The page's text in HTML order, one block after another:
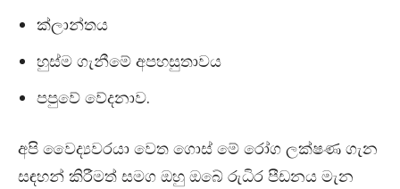
ක්ලාන්තය
හුස්ම ගැනීමේ අපහසුතාවය
පපුවේ වේදනාව.
අපි වෛද්‍යවරයා වෙත ගොස් මේ රෝග ලක්ෂණ ගැන
සඳහන් කිරීමත් සමග ඔහු ඔබේ රුධිර පීඩනය මැන